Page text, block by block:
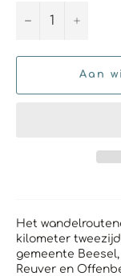
− +
Aan
Het
kilometer
gemeente
Reuver en